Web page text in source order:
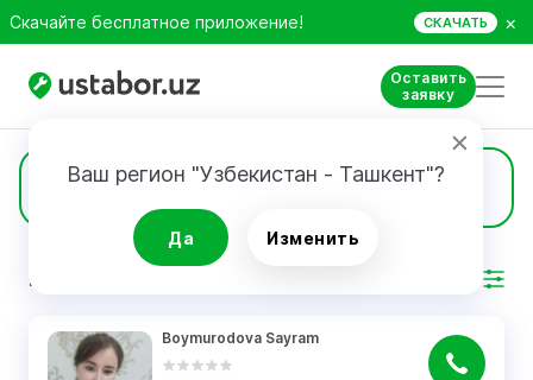
Скачайте бесплатное приложение! СКАЧАТЬ ×
Оставить
заявку
Ваш регион "Узбекистан - Ташкент"?
Да Изменить
Специалисты 382
РЕЗУЛЬТАТ
Boymurodova Sayram